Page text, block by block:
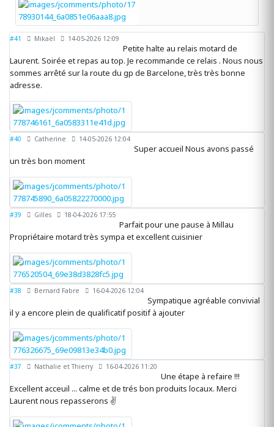
#41 Mikaël 14-05-2026 12:09
Petite halte au relais motard de
Laurent. Soirée et repas au top. Je recommande ce relais . Nous nous
sommes arrêté sur la route du gp de Barcelone, très très bonne
adresse.
#40 Catherine 14-05-2026 12:04
Super accueil Nous avons passé
un très bon moment
#39 Gilles 18-04-2026 17:55
Parfait pour une pause à Millau
Propriétaire motard très sympa et excellent cuisinier
#38 Bernard Fabre 16-04-2026 12:04
Sympatique agréable convivial
il y a encore plein de qualificatif positif à ajouter
#37 Nathalie et Thierry 16-04-2026 11:20
Une étape à refaire !!!
Excellent acceuil ... calme et de trés bon produits locaux. Merci
Laurent nous repasserons ✌️